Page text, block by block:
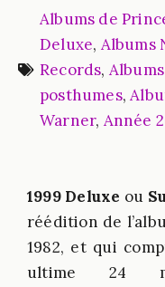
Albums de
Deluxe, Albums
Records, Albums
posthumes,
Warner, Année
1999 Deluxe ou
réédition de
1982, et qui
ultime 24